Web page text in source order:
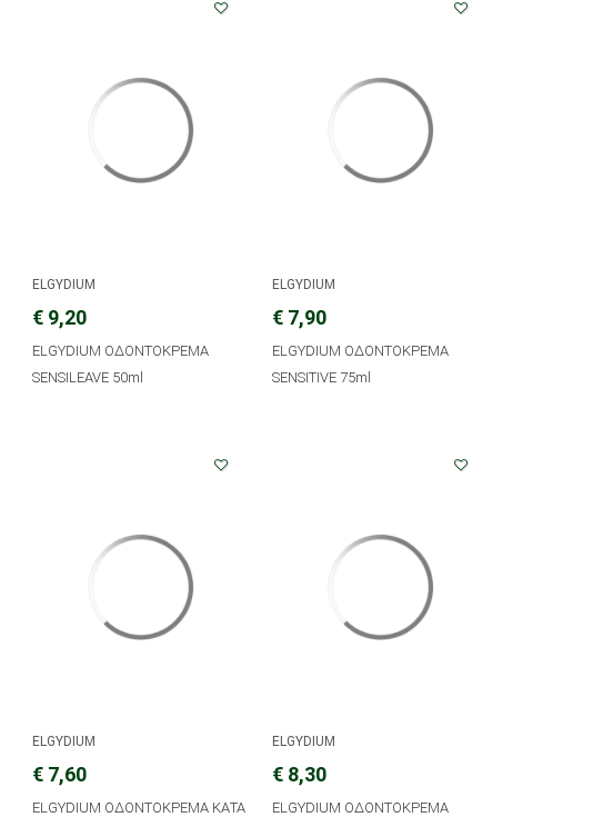
ELGYDIUM
€ 9,20
ELGYDIUM ΟΔΟΝΤΟΚΡΕΜΑ
SENSILEAVE 50ml
ELGYDIUM
€ 7,90
ELGYDIUM ΟΔΟΝΤΟΚΡΕΜΑ
SENSITIVE 75ml
ELGYDIUM
€ 7,60
ELGYDIUM ΟΔΟΝΤΟΚΡΕΜΑ ΚΑΤΑ
ELGYDIUM
€ 8,30
ELGYDIUM ΟΔΟΝΤΟΚΡΕΜΑ